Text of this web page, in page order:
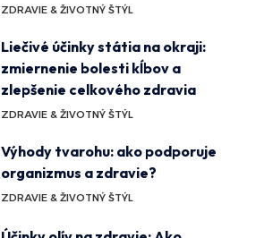
ZDRAVIE & ŽIVOTNÝ ŠTÝL
Liečivé účinky státia na okraji:
zmiernenie bolesti kĺbov a
zlepšenie celkového zdravia
ZDRAVIE & ŽIVOTNÝ ŠTÝL
Výhody tvarohu: ako podporuje
organizmus a zdravie?
ZDRAVIE & ŽIVOTNÝ ŠTÝL